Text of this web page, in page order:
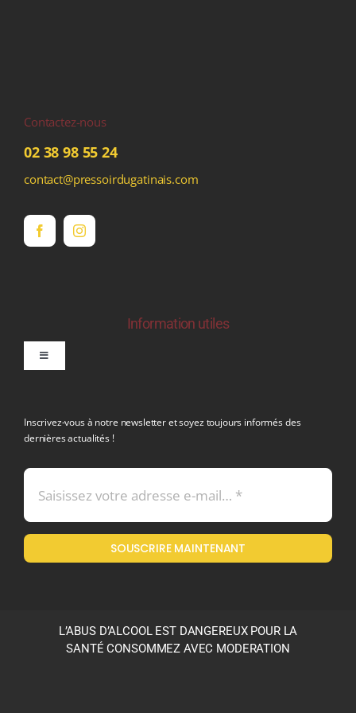
Contactez-nous
02 38 98 55 24
contact@pressoirdugatinais.com
Information utiles
Toggle
Mentions légales
Politique en matière de remboursements et de retours
Inscrivez-vous à notre newsletter et soyez toujours informés des
dernières actualités !
SOUSCRIRE MAINTENANT
L’ABUS D’ALCOOL EST DANGEREUX POUR LA
SANTÉ CONSOMMEZ AVEC MODERATION